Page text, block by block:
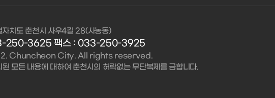
치도 춘천시 사우4길 28(사농동)
250-3625 팩스 : 033-250-3925
Chuncheon City. All rights reserved.
된 모든 내용에 대하여 춘천시의 허락없는 무단복제를 금합니다.